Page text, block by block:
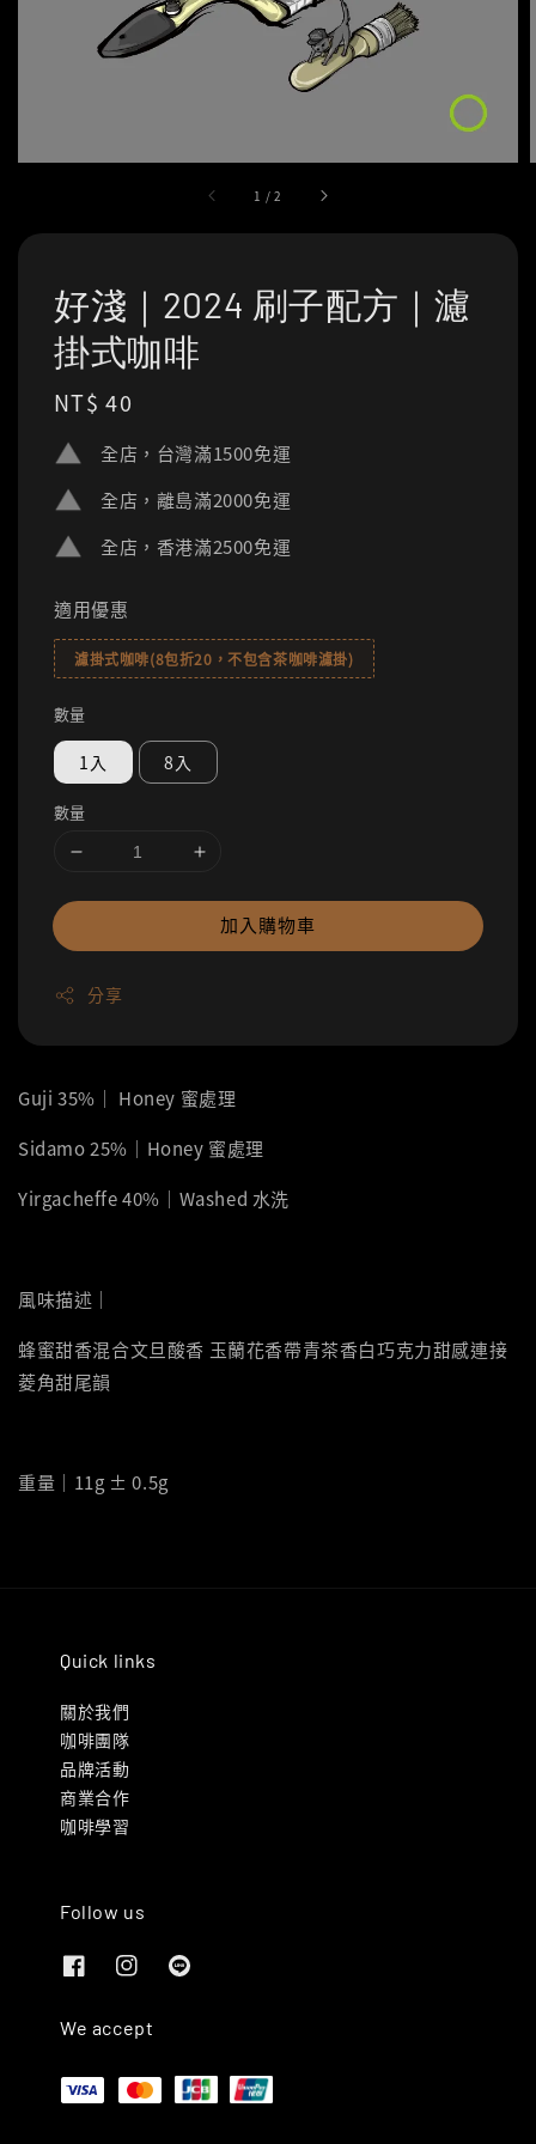
1 /2
好淺｜2024 刷子配方｜濾
掛式咖啡
Regular
NT$ 40
全店，台灣滿1500免運
全店，離島滿2000免運
全店，香港滿2500免運
適用優惠
濾掛式咖啡(8包折20，不包含茶咖啡濾掛)
數量
1入 8入
數量
加入購物車
分享
Guji 35%｜ Honey 蜜處理
Sidamo 25%｜Honey 蜜處理
Yirgacheffe 40%｜Washed 水洗
風味描述｜
蜂蜜甜香混合文旦酸香 玉蘭花香帶青茶香白巧克力甜感連接
菱角甜尾韻
重量｜11g ± 0.5g
Quick links
關於我們
咖啡團隊
品牌活動
商業合作
咖啡學習
Follow us
We accept